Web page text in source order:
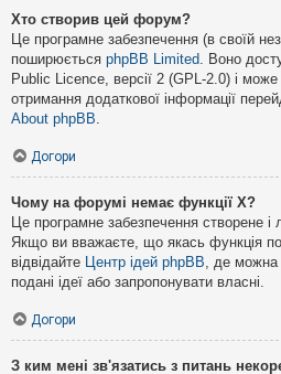
Хто створив цей форум?
Це програмне забезпечення (в своїй
поширюється phpBB Limited. Воно
Public Licence, версії 2 (GPL-2.0) і
отримання додаткової інформації
About phpBB.
Догори
Чому на форумі немає функції X?
Це програмне забезпечення створене і
Якщо ви вважаєте, що якась функція
відвідайте Центр ідей phpBB, де можна
подані ідеї або запропонувати власні.
Догори
З ким мені зв'язатись з питань